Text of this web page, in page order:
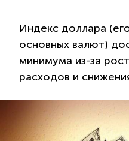
Индекс доллара
основных валют)
минимума из-за
расходов и